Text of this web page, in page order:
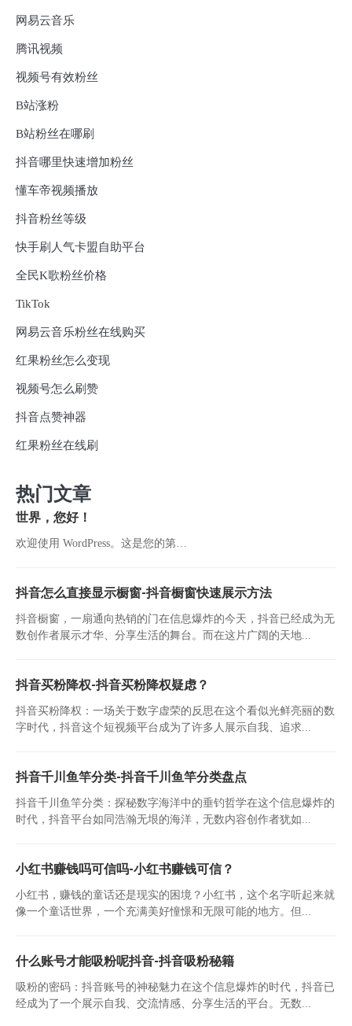
网易云音乐
腾讯视频
视频号有效粉丝
B站涨粉
B站粉丝在哪刷
抖音哪里快速增加粉丝
懂车帝视频播放
抖音粉丝等级
快手刷人气卡盟自助平台
全民K歌粉丝价格
TikTok
网易云音乐粉丝在线购买
红果粉丝怎么变现
视频号怎么刷赞
抖音点赞神器
红果粉丝在线刷
热门文章
世界，您好！
欢迎使用 WordPress。这是您的第…
抖音怎么直接显示橱窗-抖音橱窗快速展示方法
抖音橱窗，一扇通向热销的门在信息爆炸的今天，抖音已经成为无
数创作者展示才华、分享生活的舞台。而在这片广阔的天地...
抖音买粉降权-抖音买粉降权疑虑？
抖音买粉降权：一场关于数字虚荣的反思在这个看似光鲜亮丽的数
字时代，抖音这个短视频平台成为了许多人展示自我、追求...
抖音千川鱼竿分类-抖音千川鱼竿分类盘点
抖音千川鱼竿分类：探秘数字海洋中的垂钓哲学在这个信息爆炸的
时代，抖音平台如同浩瀚无垠的海洋，无数内容创作者犹如...
小红书赚钱吗可信吗-小红书赚钱可信？
小红书，赚钱的童话还是现实的困境？小红书，这个名字听起来就
像一个童话世界，一个充满美好憧憬和无限可能的地方。但...
什么账号才能吸粉呢抖音-抖音吸粉秘籍
吸粉的密码：抖音账号的神秘魅力在这个信息爆炸的时代，抖音已
经成为了一个展示自我、交流情感、分享生活的平台。无数...